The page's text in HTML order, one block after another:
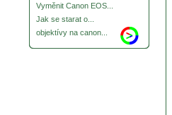
Vyměnit Canon EOS...
Jak se starat o...
objektívy na canon...